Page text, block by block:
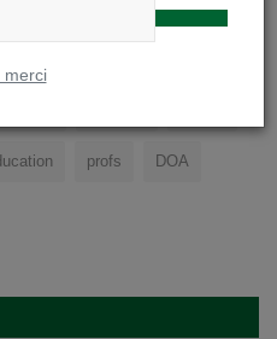
merci
profs DOA